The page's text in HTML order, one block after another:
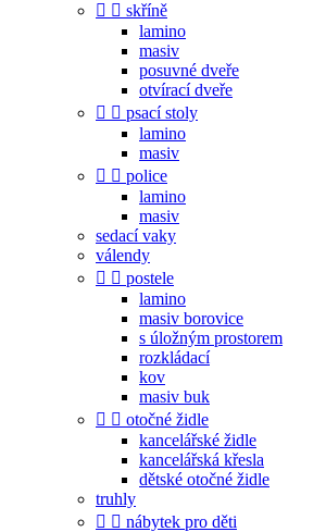
  skříně
lamino
masiv
posuvné dveře
otvírací dveře
  psací stoly
lamino
masiv
  police
lamino
masiv
sedací vaky
válendy
  postele
lamino
masiv borovice
s úložným prostorem
rozkládací
kov
masiv buk
  otočné židle
kancelářské židle
kancelářská křesla
dětské otočné židle
truhly
  nábytek pro děti